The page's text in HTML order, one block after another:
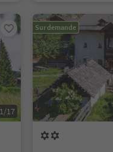
1/17
Sur demande